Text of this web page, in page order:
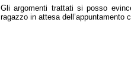
Gli argomenti trattati si posso
ragazzo in attesa dell’appuntamento